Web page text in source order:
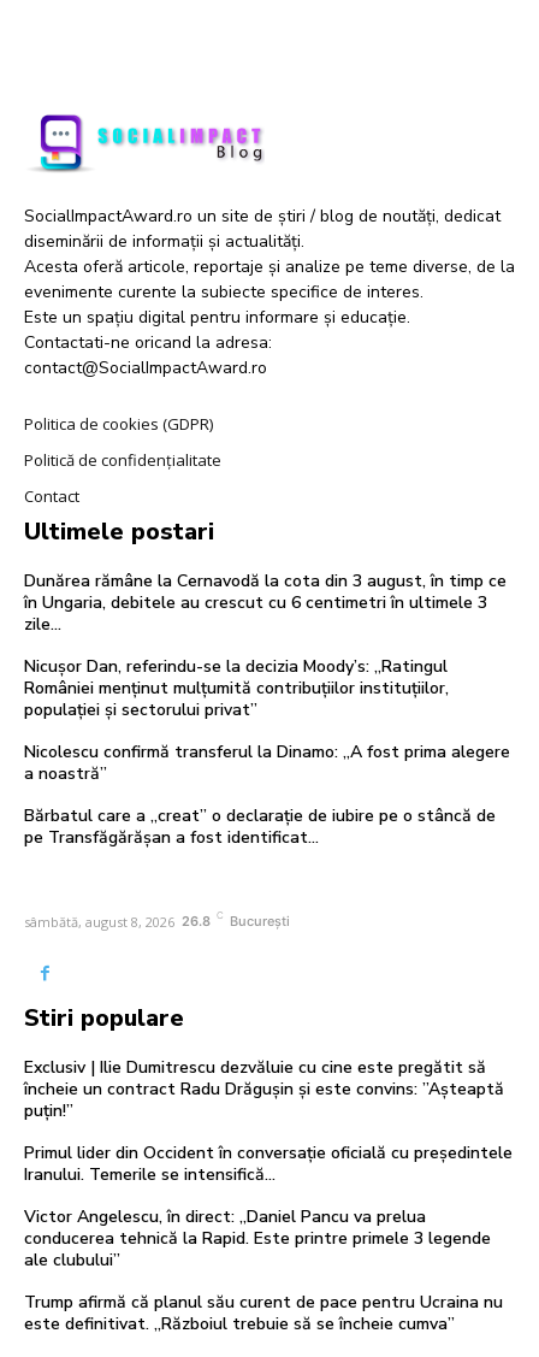
SocialImpactAward.ro un site de știri / blog de noutăți, dedicat
diseminării de informații și actualități.
Acesta oferă articole, reportaje și analize pe teme diverse, de la
evenimente curente la subiecte specifice de interes.
Este un spațiu digital pentru informare și educație.
Contactati-ne oricand la adresa:
contact@SocialImpactAward.ro
Politica de cookies (GDPR)
Politică de confidențialitate
Contact
Ultimele postari
Dunărea rămâne la Cernavodă la cota din 3 august, în timp ce
în Ungaria, debitele au crescut cu 6 centimetri în ultimele 3
zile...
Nicușor Dan, referindu-se la decizia Moody’s: „Ratingul
României menținut mulțumită contribuțiilor instituțiilor,
populației și sectorului privat”
Nicolescu confirmă transferul la Dinamo: „A fost prima alegere
a noastră”
Bărbatul care a „creat” o declarație de iubire pe o stâncă de
pe Transfăgărășan a fost identificat…
sâmbătă, august 8, 2026 26.8 C București
Stiri populare
Exclusiv | Ilie Dumitrescu dezvăluie cu cine este pregătit să
încheie un contract Radu Drăgușin și este convins: ”Așteaptă
puțin!”
Primul lider din Occident în conversație oficială cu președintele
Iranului. Temerile se intensifică…
Victor Angelescu, în direct: „Daniel Pancu va prelua
conducerea tehnică la Rapid. Este printre primele 3 legende
ale clubului”
Trump afirmă că planul său curent de pace pentru Ucraina nu
este definitivat. „Războiul trebuie să se încheie cumva”